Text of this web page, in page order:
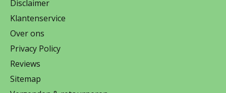
Disclaimer
Klantenservice
Over ons
Privacy Policy
Reviews
Sitemap